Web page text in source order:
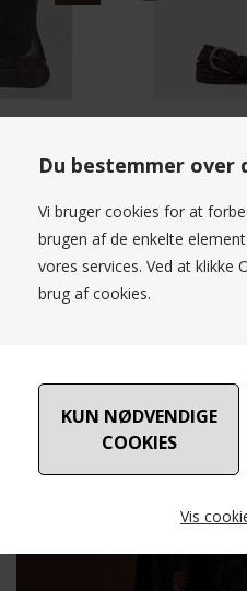
Du bestemmer over
Vi bruger cookies for at
brugen af de enkelte
vores services. Ved at klikke
brug af cookies.
Vis
79,00 DKK